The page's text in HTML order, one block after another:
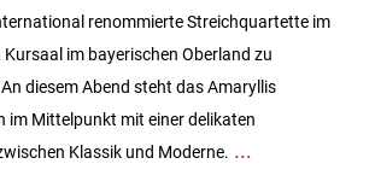
renommierte Streichquartette im
im bayerischen Oberland zu
diesem Abend steht das Amaryllis
im Mittelpunkt mit einer delikaten
Klassik und Moderne. ...